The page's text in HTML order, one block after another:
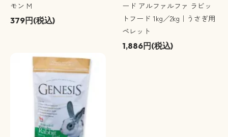
モン M
379円(税込)
ード アルファルファ ラビッ
トフード 1kg／2kg｜うさぎ用
ペレット
1,886円(税込)